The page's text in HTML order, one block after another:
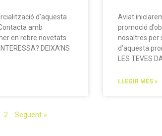
d’aquesta
amb
en rebre novetats
DEIXA’NS
Aviat
promoció
nosaltres per
d’aquesta
LES TEVES
LLEGIR MÉS »
2 Següent »